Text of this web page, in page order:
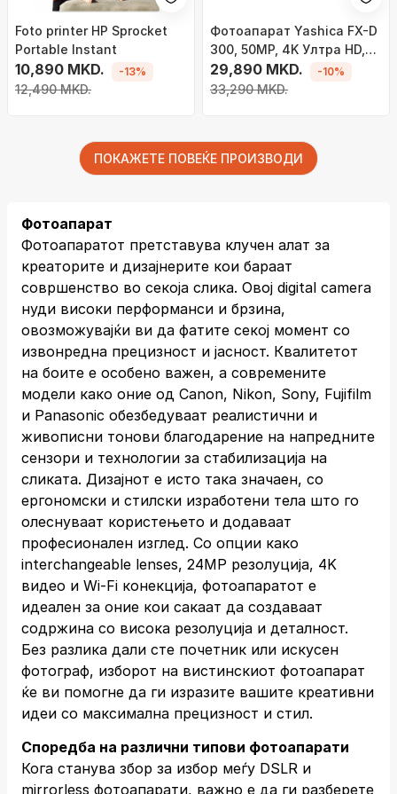
Foto printer HP Sprocket
Portable Instant
10,890 MKD.
12,490 MKD.
-13%
Фотоапарат Yashica FX-D
300, 50MP, 4K Ултра HD,
црно сребрен
29,890 MKD.
33,290 MKD.
-10%
ПОКАЖЕТЕ ПОВЕЌЕ ПРОИЗВОДИ
Фотоапарат
Фотоапаратот претставува клучен алат за
креаторите и дизајнерите кои бараат
совршенство во секоја слика. Овој digital camera
нуди високи перформанси и брзина,
овозможувајќи ви да фатите секој момент со
извонредна прецизност и јасност. Квалитетот
на боите е особено важен, а современите
модели како оние од Canon, Nikon, Sony, Fujifilm
и Panasonic обезбедуваат реалистични и
живописни тонови благодарение на напредните
сензори и технологии за стабилизација на
сликата. Дизајнот е исто така значаен, со
ергономски и стилски изработени тела што го
олеснуваат користењето и додаваат
професионален изглед. Со опции како
interchangeable lenses, 24MP резолуција, 4K
видео и Wi-Fi конекција, фотоапаратот е
идеален за оние кои сакаат да создаваат
содржина со висока резолуција и деталност.
Без разлика дали сте почетник или искусен
фотограф, изборот на вистинскиот фотоапарат
ќе ви помогне да ги изразите вашите креативни
идеи со максимална прецизност и стил.
Споредба на различни типови фотоапарати
Кога станува збор за избор меѓу DSLR и
mirrorless фотоапарати, важно е да ги разберете